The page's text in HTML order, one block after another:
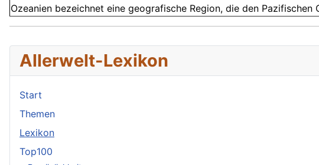
Ozeanien bezeichnet eine geografische Region, die den Pazifischen
Allerwelt-Lexikon
Start
Themen
Lexikon
Top100